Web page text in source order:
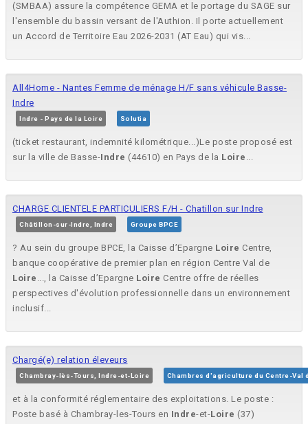
(SMBAA) assure la compétence GEMA et le portage du SAGE sur
l'ensemble du bassin versant de l'Authion. Il porte actuellement
un Accord de Territoire Eau 2026-2031 (AT Eau) qui vis...
All4Home - Nantes Femme de ménage H/F sans véhicule Basse-
Indre
Indre - Pays de la Loire Solutia
(ticket restaurant, indemnité kilométrique...)Le poste proposé est
sur la ville de Basse-Indre (44610) en Pays de la Loire ...
CHARGE CLIENTELE PARTICULIERS F/H - Chatillon sur Indre
Châtillon-sur-Indre, Indre Groupe BPCE
? Au sein du groupe BPCE, la Caisse d’Epargne Loire Centre,
banque coopérative de premier plan en région Centre Val de
Loire ..., la Caisse d’Epargne Loire Centre offre de réelles
perspectives d'évolution professionnelle dans un environnement
inclusif...
Chargé(e) relation éleveurs
Chambray-lès-Tours, Indre-et-Loire Chambres d'agriculture du Centre-Val
et à la conformité réglementaire des exploitations. Le poste :
Poste basé à Chambray-les-Tours en Indre-et-Loire (37)